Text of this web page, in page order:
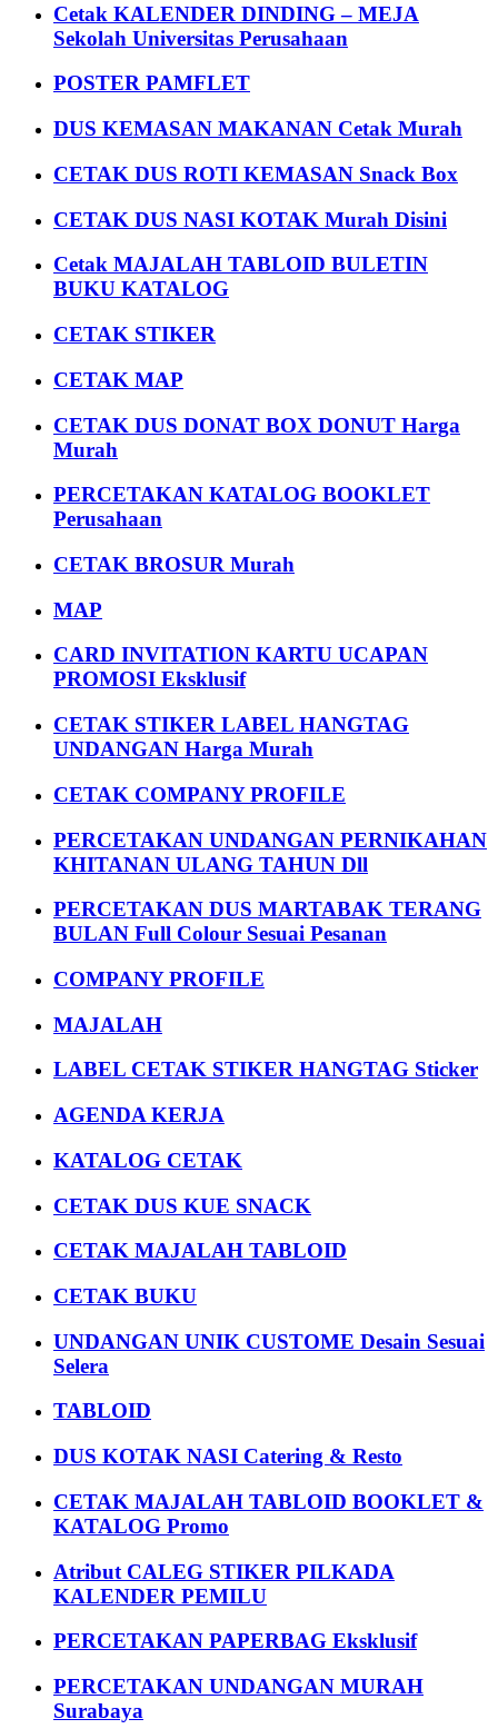
Cetak KALENDER DINDING – MEJA
Sekolah Universitas Perusahaan
POSTER PAMFLET
DUS KEMASAN MAKANAN Cetak Murah
CETAK DUS ROTI KEMASAN Snack Box
CETAK DUS NASI KOTAK Murah Disini
Cetak MAJALAH TABLOID BULETIN
BUKU KATALOG
CETAK STIKER
CETAK MAP
CETAK DUS DONAT BOX DONUT Harga
Murah
PERCETAKAN KATALOG BOOKLET
Perusahaan
CETAK BROSUR Murah
MAP
CARD INVITATION KARTU UCAPAN
PROMOSI Eksklusif
CETAK STIKER LABEL HANGTAG
UNDANGAN Harga Murah
CETAK COMPANY PROFILE
PERCETAKAN UNDANGAN PERNIKAHAN
KHITANAN ULANG TAHUN Dll
PERCETAKAN DUS MARTABAK TERANG
BULAN Full Colour Sesuai Pesanan
COMPANY PROFILE
MAJALAH
LABEL CETAK STIKER HANGTAG Sticker
AGENDA KERJA
KATALOG CETAK
CETAK DUS KUE SNACK
CETAK MAJALAH TABLOID
CETAK BUKU
UNDANGAN UNIK CUSTOME Desain Sesuai
Selera
TABLOID
DUS KOTAK NASI Catering & Resto
CETAK MAJALAH TABLOID BOOKLET &
KATALOG Promo
Atribut CALEG STIKER PILKADA
KALENDER PEMILU
PERCETAKAN PAPERBAG Eksklusif
PERCETAKAN UNDANGAN MURAH
Surabaya